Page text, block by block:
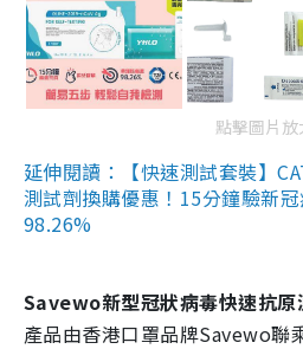
點擊圖片放
延伸閱讀：【快速測試套裝】
測試劑換購優惠！15分鐘驗新
98.26%
Savewo新型冠狀病毒快速抗原
產品由香港口罩品牌Savewo聯